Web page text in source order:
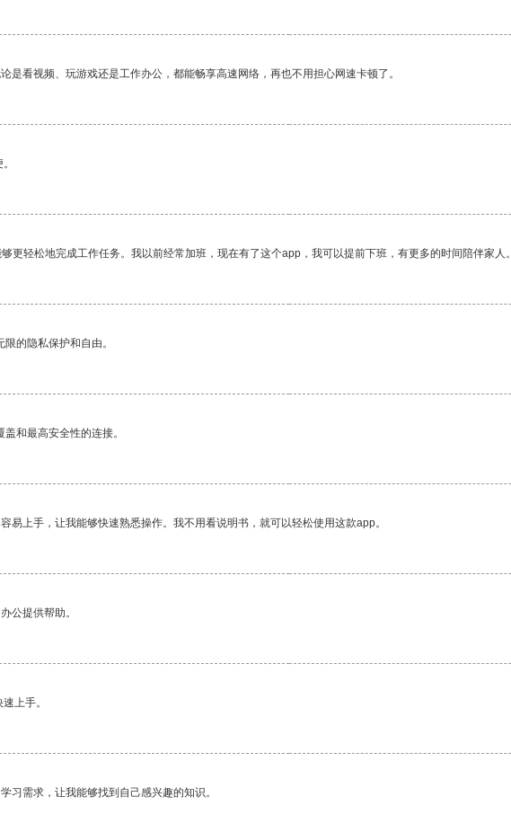
是看视频、玩游戏还是工作办公，都能畅享高速网络，再也不用担心网速卡顿了。
更轻松地完成工作任务。我以前经常加班，现在有了这个app，我可以提前下班，有更多的时间陪伴家人。
的隐私保护和自由。
和最高安全性的连接。
易上手，让我能够快速熟悉操作。我不用看说明书，就可以轻松使用这款app。
公提供帮助。
上手。
习需求，让我能够找到自己感兴趣的知识。